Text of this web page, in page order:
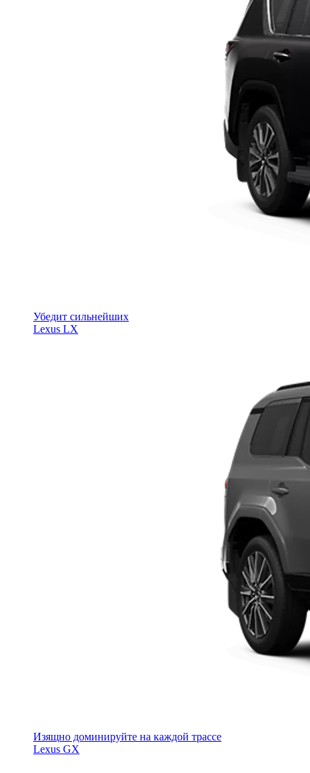
Убедит сильнейших
Lexus LX
Изящно доминируйте на каждой трассе
Lexus GX